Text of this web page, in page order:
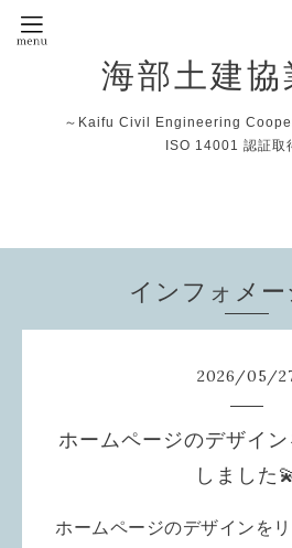
海部土建協
～Kaifu Civil Engineering
ISO 14001 認証取
インフォメー
2026/05/
ホームページのデザイ
しました
ホームページのデザインを